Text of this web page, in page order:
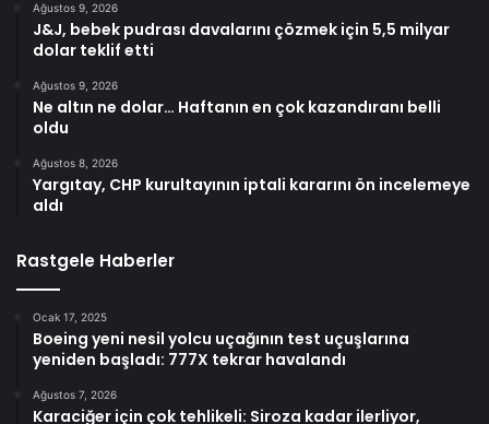
Ağustos 9, 2026
J&J, bebek pudrası davalarını çözmek için 5,5 milyar
dolar teklif etti
Ağustos 9, 2026
Ne altın ne dolar… Haftanın en çok kazandıranı belli
oldu
Ağustos 8, 2026
Yargıtay, CHP kurultayının iptali kararını ön incelemeye
aldı
Rastgele Haberler
Ocak 17, 2025
Boeing yeni nesil yolcu uçağının test uçuşlarına
yeniden başladı: 777X tekrar havalandı
Ağustos 7, 2026
Karaciğer için çok tehlikeli: Siroza kadar ilerliyor,